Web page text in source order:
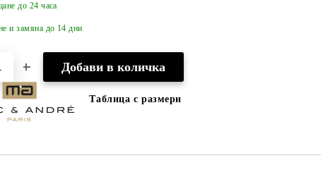
до 24 часа
и замяна до 14 дни
Таблица с размери